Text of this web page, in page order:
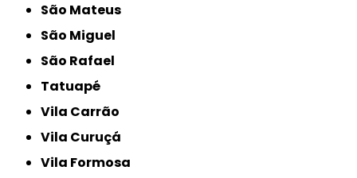
São Mateus
São Miguel
São Rafael
Tatuapé
Vila Carrão
Vila Curuçá
Vila Formosa